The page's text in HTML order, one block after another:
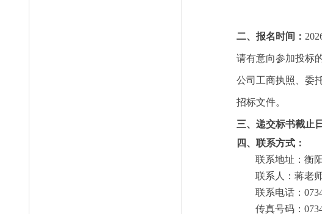
二、报名时间：
请有意向参加投标
公司工商执照、委
招标文件。
三、递交标书截止
四、联系方式：
联系地址：衡
联系人： 蒋老
联系电话：
传真号码：